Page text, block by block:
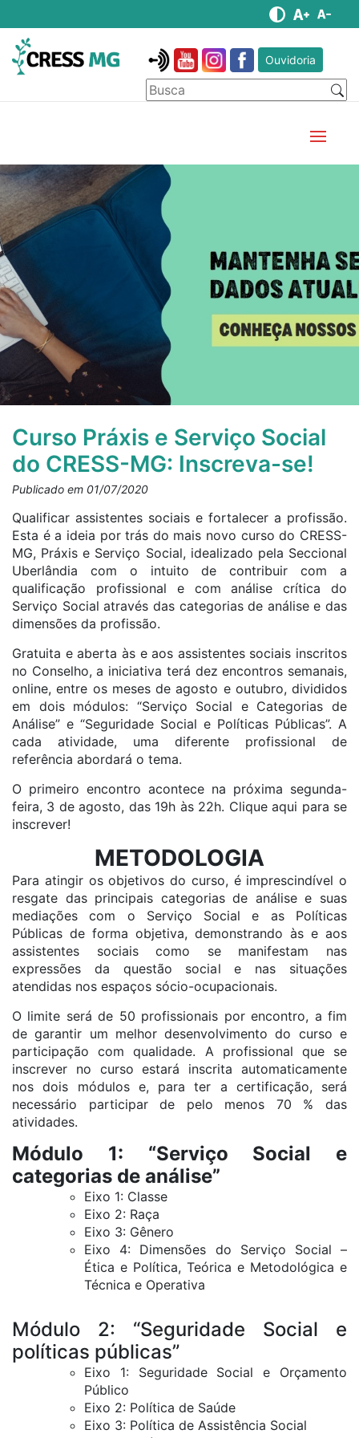
Ouvidoria
Curso Práxis e Serviço Social
do CRESS-MG: Inscreva-se!
Publicado em 01/07/2020
Qualificar assistentes sociais e fortalecer a profissão.
Esta é a ideia por trás do mais novo curso do CRESS-
MG, Práxis e Serviço Social, idealizado pela Seccional
Uberlândia com o intuito de contribuir com a
qualificação profissional e com análise crítica do
Serviço Social através das categorias de análise e das
dimensões da profissão.
Gratuita e aberta às e aos assistentes sociais inscritos
no Conselho, a iniciativa terá dez encontros semanais,
online, entre os meses de agosto e outubro, divididos
em dois módulos: “Serviço Social e Categorias de
Análise” e “Seguridade Social e Políticas Públicas”. A
cada atividade, uma diferente profissional de
referência abordará o tema.
O primeiro encontro acontece na próxima segunda-
feira, 3 de agosto, das 19h às 22h. Clique aqui para se
inscrever!
METODOLOGIA
Para atingir os objetivos do curso, é imprescindível o
resgate das principais categorias de análise e suas
mediações com o Serviço Social e as Políticas
Públicas de forma objetiva, demonstrando às e aos
assistentes sociais como se manifestam nas
expressões da questão social e nas situações
atendidas nos espaços sócio-ocupacionais.
O limite será de 50 profissionais por encontro, a fim
de garantir um melhor desenvolvimento do curso e
participação com qualidade. A profissional que se
inscrever no curso estará inscrita automaticamente
nos dois módulos e, para ter a certificação, será
necessário participar de pelo menos 70 % das
atividades.
Módulo 1: “Serviço Social e
categorias de análise”
Eixo 1: Classe
Eixo 2: Raça
Eixo 3: Gênero
Eixo 4: Dimensões do Serviço Social –
Ética e Política, Teórica e Metodológica e
Técnica e Operativa
Módulo 2: “Seguridade Social e
políticas públicas”
Eixo 1: Seguridade Social e Orçamento
Público
Eixo 2: Política de Saúde
Eixo 3: Política de Assistência Social